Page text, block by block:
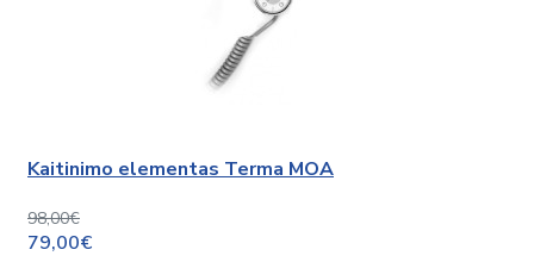
Kaitinimo elementas Terma MOA
98,00€
79,00€